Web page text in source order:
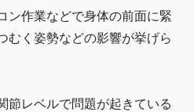
ン作業などで身体の前面に緊
むく姿勢などの影響が挙げら
節レベルで問題が起きている